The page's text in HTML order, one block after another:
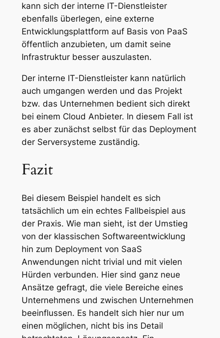
kann sich der interne IT-Dienstleister
ebenfalls überlegen, eine externe
Entwicklungsplattform auf Basis von PaaS
öffentlich anzubieten, um damit seine
Infrastruktur besser auszulasten.
Der interne IT-Dienstleister kann natürlich
auch umgangen werden und das Projekt
bzw. das Unternehmen bedient sich direkt
bei einem Cloud Anbieter. In diesem Fall ist
es aber zunächst selbst für das Deployment
der Serversysteme zuständig.
Fazit
Bei diesem Beispiel handelt es sich
tatsächlich um ein echtes Fallbeispiel aus
der Praxis. Wie man sieht, ist der Umstieg
von der klassischen Softwareentwicklung
hin zum Deployment von SaaS
Anwendungen nicht trivial und mit vielen
Hürden verbunden. Hier sind ganz neue
Ansätze gefragt, die viele Bereiche eines
Unternehmens und zwischen Unternehmen
beeinflussen. Es handelt sich hier nur um
einen möglichen, nicht bis ins Detail